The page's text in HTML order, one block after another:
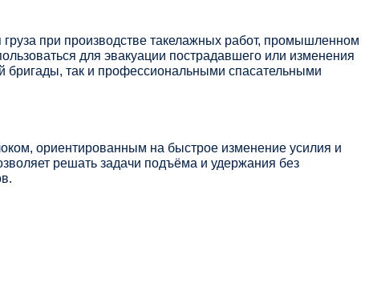
при производстве такелажных работ, промышленном
для эвакуации пострадавшего или изменения
бригады, так и профессиональными спасательными
ориентированным на быстрое изменение усилия и
решать задачи подъёма и удержания без